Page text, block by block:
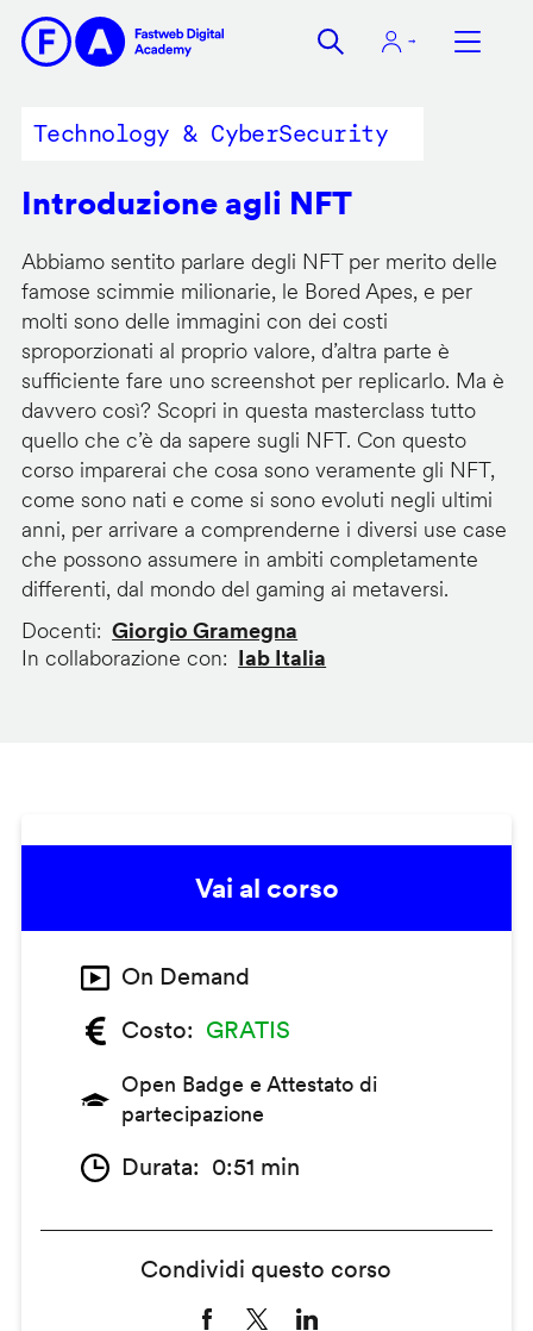
contenuto
Technology & CyberSecurity
Introduzione agli NFT
Abbiamo sentito parlare degli NFT per merito delle
famose scimmie milionarie, le Bored Apes, e per
molti sono delle immagini con dei costi
sproporzionati al proprio valore, d’altra parte è
sufficiente fare uno screenshot per replicarlo. Ma è
davvero così? Scopri in questa masterclass tutto
quello che c’è da sapere sugli NFT. Con questo
corso imparerai che cosa sono veramente gli NFT,
come sono nati e come si sono evoluti negli ultimi
anni, per arrivare a comprenderne i diversi use case
che possono assumere in ambiti completamente
differenti, dal mondo del gaming ai metaversi.
Docenti
Giorgio Gramegna
In collaborazione con
Iab Italia
Vai al corso
On Demand
Costo
GRATIS
Open Badge e Attestato di
partecipazione
Durata 0:51 min
Condividi questo corso